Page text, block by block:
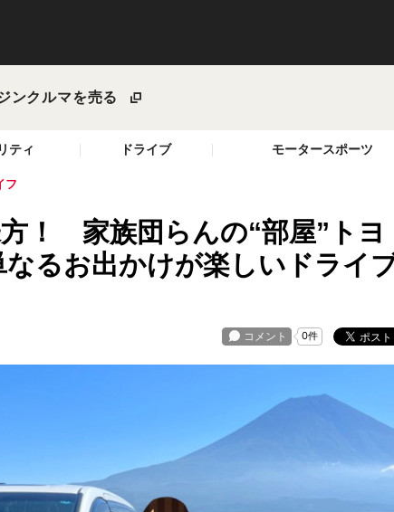
ンクルマを売る
ティ ドライブ モータースポーツ
フ
！ 家族団らんの“部屋”トヨ
るお出かけが楽しいドライ